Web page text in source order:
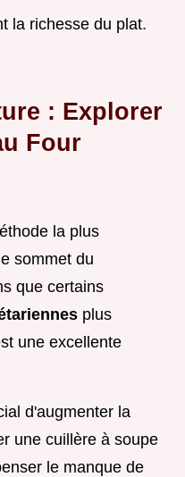
la richesse du plat.
: Explorer
Four
la plus
sommet du
que certains
plus
une excellente
d'augmenter la
une cuillère à soupe
le manque de